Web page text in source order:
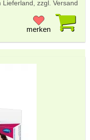
zzgl. Versand
merken